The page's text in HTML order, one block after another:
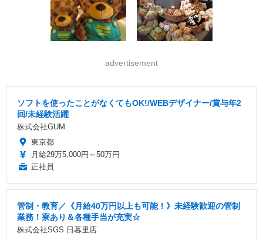
advertisement
ソフトを使ったことがなくてもOK!/WEBデザイナー/賞与年2
回/未経験活躍
株式会社GUM
東京都
月給29万5,000円～50万円
正社員
管制・教育／《月給40万円以上も可能！》未経験歓迎の管制
業務！寮あり＆各種手当が充実☆
株式会社SGS 日暮里店